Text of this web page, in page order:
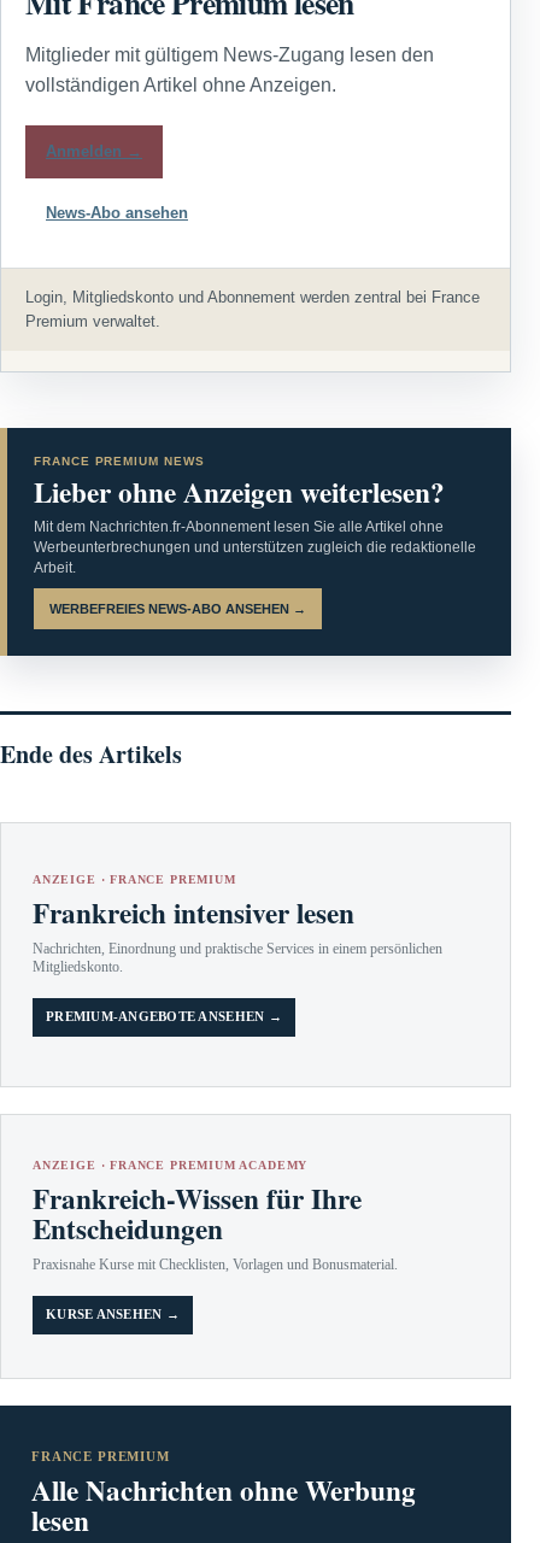
Mitglieder mit gültigem News-Zugang lesen den
vollständigen Artikel ohne Anzeigen.
Anmelden →
News-Abo ansehen
Login, Mitgliedskonto und Abonnement werden zentral bei France
Premium verwaltet.
FRANCE PREMIUM NEWS
Lieber ohne Anzeigen weiterlesen?
Mit dem Nachrichten.fr-Abonnement lesen Sie alle Artikel ohne
Werbeunterbrechungen und unterstützen zugleich die redaktionelle
Arbeit.
WERBEFREIES NEWS-ABO ANSEHEN →
Ende des Artikels
ANZEIGE · FRANCE PREMIUM
Frankreich intensiver lesen
Nachrichten, Einordnung und praktische Services in einem persönlichen
Mitgliedskonto.
PREMIUM-ANGEBOTE ANSEHEN →
ANZEIGE · FRANCE PREMIUM ACADEMY
Frankreich-Wissen für Ihre
Entscheidungen
Praxisnahe Kurse mit Checklisten, Vorlagen und Bonusmaterial.
KURSE ANSEHEN →
FRANCE PREMIUM
Alle Nachrichten ohne Werbung
lesen